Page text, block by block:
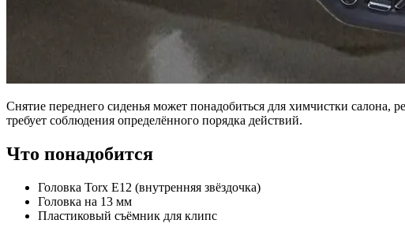
Снятие переднего сиденья может понадобиться для химчистки салона,
требует соблюдения определённого порядка действий.
Что понадобится
Головка Torx E12 (внутренняя звёздочка)
Головка на 13 мм
Пластиковый съёмник для клипс